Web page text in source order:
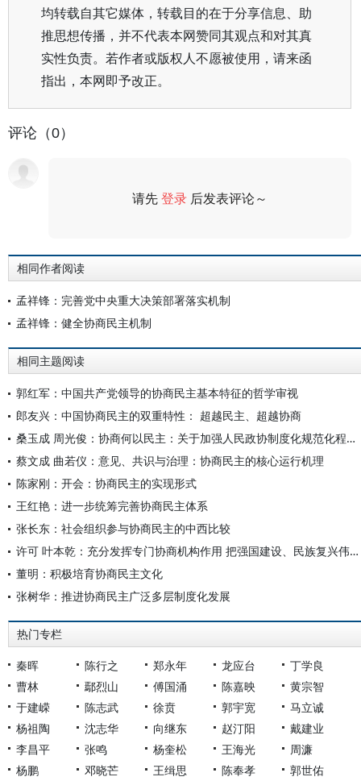
均转载自其它媒体，转载目的在于分享信息、助
推思想传播，并不代表本网赞同其观点和对其真
实性负责。若作者或版权人不愿被使用，请来函
指出，本网即予改正。
评论（0）
请先登录 后发表评论～
相同作者阅读
孟祥锋：完善党中央重大决策部署落实机制
孟祥锋：健全协商民主机制
相同主题阅读
郭红军：中国共产党领导的协商民主基本特征的哲学审视
郎友兴：中国协商民主的双重特性： 超越民主、超越协商
桑玉成 周光俊：协商何以民主：关于加强人民政协制度化规范化程序化功能建设的思考
蔡文成 曲若仪：意见、共识与治理：协商民主的核心运行机理
陈家刚：开会：协商民主的实现形式
王红艳：进一步统筹完善协商民主体系
张长东：社会组织参与协商民主的中西比较
许可 叶本乾：充分发挥专门协商机构作用 把强国建设、民族复兴伟业不断推向前进
董明：积极培育协商民主文化
张树华：推进协商民主广泛多层制度化发展
热门专栏
秦晖 陈行之 郑永年 龙应台
丁学良
曹林
鄢烈山 傅国涌 陈嘉映
黄宗智
于建嵘
陈志武 徐贲 郭宇宽
马立诚
杨祖陶
沈志华 向继东 赵汀阳
戴建业
李昌平
张鸣 杨奎松 王海光
周濂
杨鹏
邓晓芒 王缉思 陈奉孝 郭世佑